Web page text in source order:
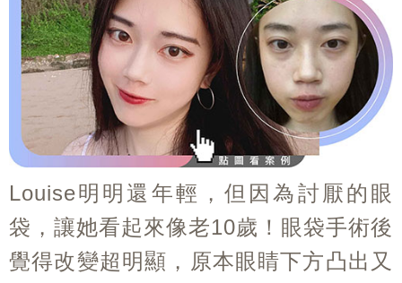
Louise明明還年輕，但因為討厭的眼
袋，讓她看起來像老10歲！眼袋手術後
覺得改變超明顯，原本眼睛下方凸出又